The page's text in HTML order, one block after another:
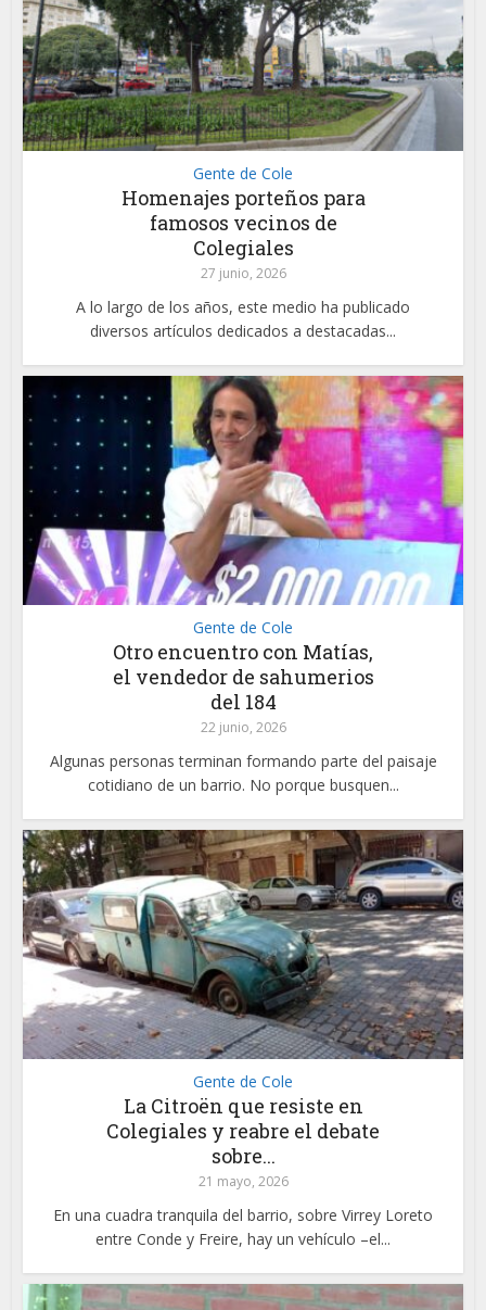
Gente de Cole
Homenajes porteños para
famosos vecinos de
Colegiales
27 junio, 2026
A lo largo de los años, este medio ha publicado
diversos artículos dedicados a destacadas...
Gente de Cole
Otro encuentro con Matías,
el vendedor de sahumerios
del 184
22 junio, 2026
Algunas personas terminan formando parte del paisaje
cotidiano de un barrio. No porque busquen...
Gente de Cole
La Citroën que resiste en
Colegiales y reabre el debate
sobre...
21 mayo, 2026
En una cuadra tranquila del barrio, sobre Virrey Loreto
entre Conde y Freire, hay un vehículo –el...